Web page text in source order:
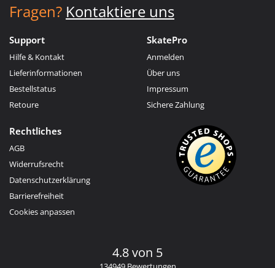
Fragen? Kontaktiere uns
Support
Hilfe & Kontakt
Lieferinformationen
Bestellstatus
Retoure
SkatePro
Anmelden
Über uns
Impressum
Sichere Zahlung
Rechtliches
AGB
Widerrufsrecht
Datenschutzerklärung
Barrierefreiheit
Cookies anpassen
4.8 von 5